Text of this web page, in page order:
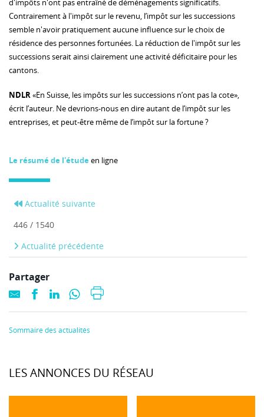
d'impôts n'ont pas entraîné de déménagements significatifs.
Contrairement à l'impôt sur le revenu, l’impôt sur les successions
semble n'avoir pratiquement aucune influence sur le choix de
résidence des personnes fortunées. La réduction de l'impôt sur les
successions serait ainsi clairement une activité déficitaire pour les
cantons.
NDLR«En Suisse, les impôts sur les successions n’ont pas la cote»,
écrit l’auteur. Ne devrions-nous en dire autant de l’impôt sur les
entreprises, et peut-être même de l’impôt sur la fortune ?
Le résumé de l'étude en ligne
Actualité suivante
446 / 1540
Actualité précédente
Partager
Sommaire des actualités
LES ANNONCES DU RÉSEAU